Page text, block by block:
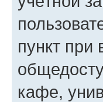
пункт при
кафе,